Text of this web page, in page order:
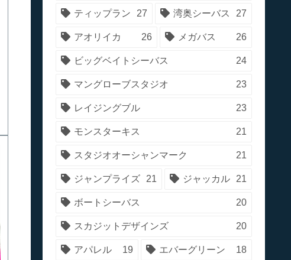
ティップラン 27 湾奥シーバス 27
アオリイカ 26 メガバス 26
ビッグベイトシーバス 24
マングローブスタジオ 23
レイジングブル 23
モンスターキス 21
スタジオオーシャンマーク 21
ジャンプライズ 21 ジャッカル 21
ボートシーバス 20
スカジットデザインズ 20
アパレル 19 エバーグリーン 18